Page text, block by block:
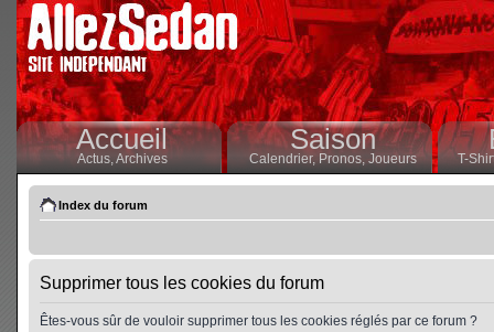
Accueil
Actus,Archives
Saison
Calendrier,Pronos, Joueurs T-
Index du forum
Supprimer tous les cookies du forum
Êtes-vous sûr de vouloir supprimer tous les cookies réglés par ce forum ?